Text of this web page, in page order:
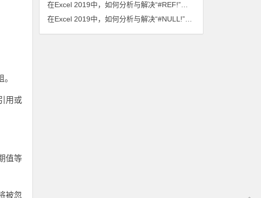
用或
值等
被忽
在Excel 2019中，如何分析与解决“#REF!”错误值问题？
在Excel 2019中，如何分析与解决“#NULL!”错误值问题？